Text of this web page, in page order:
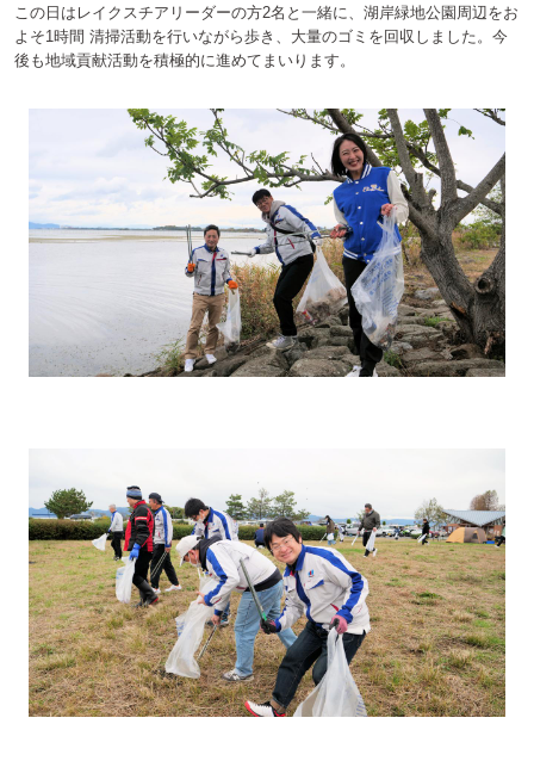
この日はレイクスチアリーダーの方2名と一緒に、湖岸緑地公園周辺をお
よそ1時間 清掃活動を行いながら歩き、大量のゴミを回収しました。今
後も地域貢献活動を積極的に進めてまいります。